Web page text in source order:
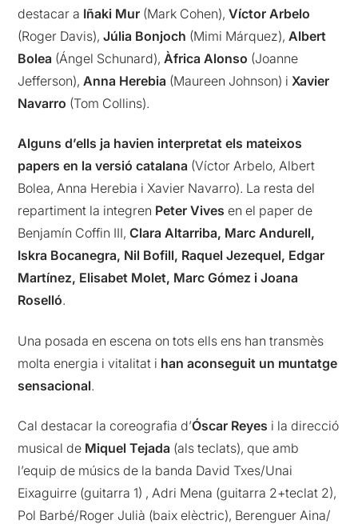
destacar a Iñaki Mur (Mark Cohen),Víctor Arbelo
(Roger Davis),Júlia Bonjoch (Mimi Márquez),Albert
Bolea (Ángel Schunard),Àfrica Alonso (Joanne
Jefferson),Anna Herebia (Maureen Johnson) i Xavier
Navarro (Tom Collins).
Alguns d’ells ja havien interpretat els mateixos
papers en la versió catalana (Víctor Arbelo, Albert
Bolea, Anna Herebia i Xavier Navarro). La resta del
repartiment la integren Peter Vives en el paper de
Benjamín Coffin III,Clara Altarriba, Marc Andurell,
Iskra Bocanegra, Nil Bofill, Raquel Jezequel, Edgar
Martínez, Elisabet Molet, Marc Gómez i Joana
Roselló.
Una posada en escena on tots ells ens han transmès
molta energia i vitalitat i han aconseguit un muntatge
sensacional.
Cal destacar la coreografia d’Óscar Reyes i la direcció
musical de Miquel Tejada (als teclats), que amb
l’equip de músics de la banda David Txes/Unai
Eixaguirre (guitarra 1) , Adri Mena (guitarra 2+teclat 2),
Pol Barbé/Roger Julià (baix elèctric), Berenguer Aina/